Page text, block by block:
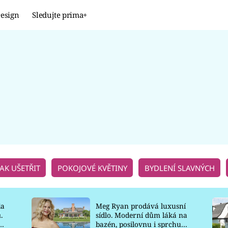
Sledujte prima+
UŠETŘIT POKOJOVÉ KVĚTINY BYDLENÍ SLAVNÝCH
Meg Ryan prodává luxusní
sídlo. Moderní dům láká na
bazén, posilovnu i sprchu